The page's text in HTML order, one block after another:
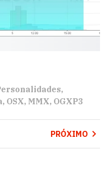
OSX MMX OGXP3
PRÓXIMO